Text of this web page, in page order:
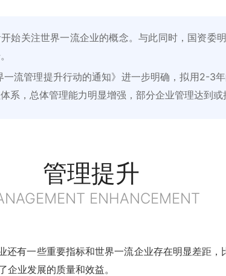
始关注世界一流企业的概念。与此同时，国资委
流管理提升行动的通知》进一步明确，拟用2-3
，总体管理能力明显增强，部分企业管理达到或
管理提升
ENHANCEMENT
有一些重要指标和世界一流企业存在明显差距
业发展的质量和效益。